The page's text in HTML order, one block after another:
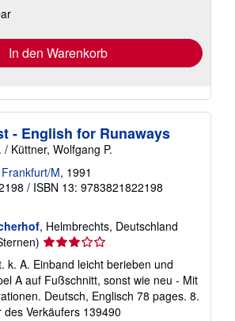
In den Warenkorb
- English for Runaways
Küttner, Wolfgang P.
M, 1991
/ ISBN 13: 9783821822198
, Helmbrechts, Deutschland
Verkäuferbewertung
3
von
5
Sternen
k. A. Einband leicht berieben und
A auf Fußschnitt, sonst wie neu - Mit
Deutsch, Englisch 78 pages. 8.
Verkäufers 139490